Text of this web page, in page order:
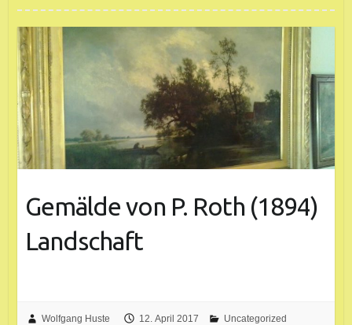
Gemälde von P. Roth (1894)
Landschaft
Wolfgang Huste 12. April 2017
Uncategorized